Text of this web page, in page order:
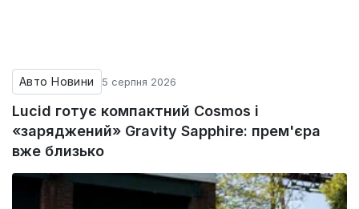
Авто Новини 5 серпня 2026
Lucid готує компактний Cosmos і
«заряджений» Gravity Sapphire: прем'єра
вже близько